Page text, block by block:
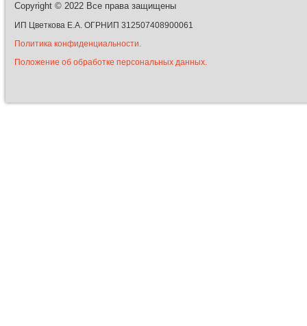
Copyright © 2022 Все права защищены
ИП Цветкова Е.А. ОГРНИП 312507408900061
Политика конфиденциальности.
Положение об обработке персональных данных.